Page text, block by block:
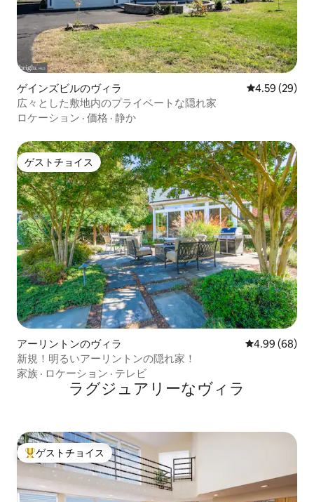
ゲインズビルのヴィラ レビュー29
4.59 (29)
広々とした敷地内のプライベートな隠れ家
ロケーション · 価格 · 静か
ゲストチョイス
ゲストチョイス
アーリントンのヴィラ レビュー68件
4.99 (68)
新規！明るいアーリントンの隠れ家！
家族 · ロケーション · テレビ
ラグジュアリーなヴィラ
大好評のゲストチョイスです。
ゲストチョイス